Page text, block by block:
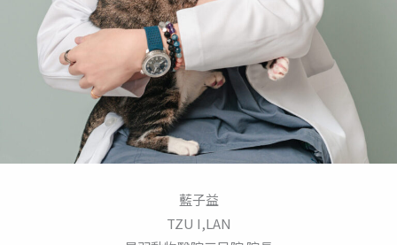
藍子益
TZU I,LAN